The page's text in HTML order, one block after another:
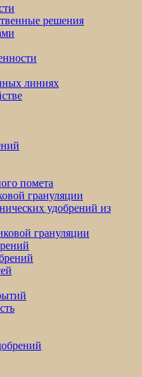
решения
линиях
помета
грануляции
удобрений из
грануляции